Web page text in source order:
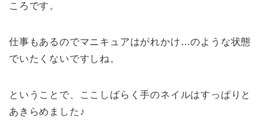
ころです。
仕事もあるのでマニキュアはがれかけ…のような状態
でいたくないですしね。
ということで、ここしばらく手のネイルはすっぱりと
あきらめました♪